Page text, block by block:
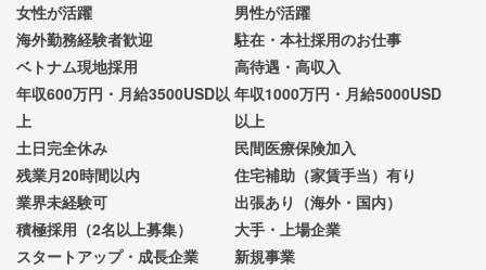
女性が活躍
男性が活躍
海外勤務経験者歓迎
駐在・本社採用のお仕事
ベトナム現地採用
高待遇・高収入
年収600万円・月給3500USD以
上
年収1000万円・月給5000USD
以上
土日完全休み
民間医療保険加入
残業月20時間以内
住宅補助（家賃手当）有り
業界未経験可
出張あり（海外・国内）
積極採用（2名以上募集）
大手・上場企業
スタートアップ・成長企業
新規事業